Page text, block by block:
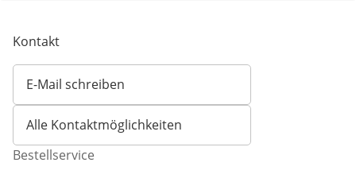
Kontakt
E-Mail schreiben
Öffnet E-Mail-Client
Alle Kontaktmöglichkeiten
Bestellservice